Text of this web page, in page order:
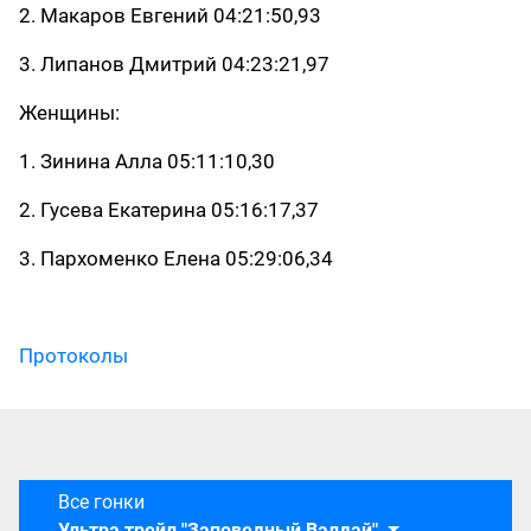
2. Макаров Евгений 04:21:50,93
3. Липанов Дмитрий 04:23:21,97
Женщины:
1. Зинина Алла 05:11:10,30
2. Гусева Екатерина 05:16:17,37
3. Пархоменко Елена 05:29:06,34
Протоколы
Все гонки